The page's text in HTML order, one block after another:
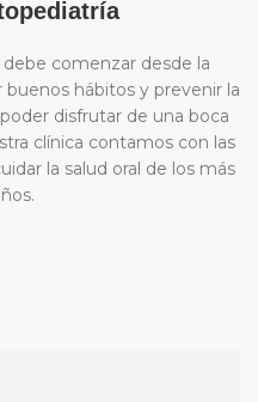
comenzar desde la
hábitos y prevenir la
disfrutar de una boca
clínica contamos con las
la salud oral de los más